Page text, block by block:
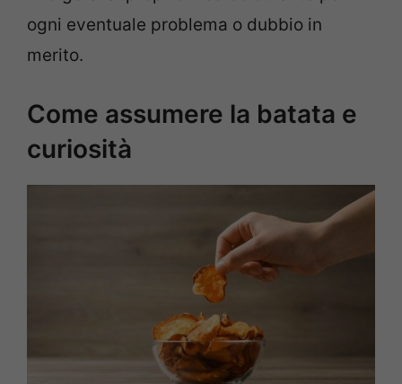
ogni eventuale problema o dubbio in
merito.
Come assumere la batata e
curiosità